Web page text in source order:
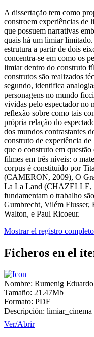
A dissertação tem como
constroem experiências de
que possuem narrativas
quais há um limiar
estrutura a partir de dois
concentra-se em como os
limiar dentro do construto
construtos são realizados
segundo, identifica
personagens no mundo
vividas pelo espectador no
reflexão sobre como tais
própria relação do
dos mundos contrastantes
construto de experiência
que o construto em
filmes em três níveis: o
corpus é constituído por
(CAMERON, 2009), O
La La Land (CHAZELLE,
fundamentam o trabalho
Gumbrecht, Vilém
Walton, e Paul Ricoeur.
Mostrar el registro
Ficheros en el
Nombre: Rumenig
Tamaño: 21.47Mb
Formato: PDF
Descripción: limiar_cinema
Ver/Abrir